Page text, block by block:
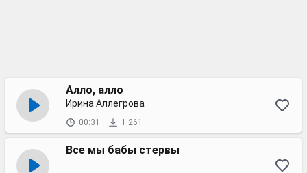
Алло, алло
Ирина Аллегрова
00:31 1 261
Все мы бабы стервы